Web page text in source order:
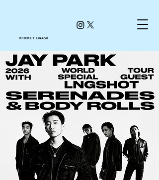
KTICKET BRASIL